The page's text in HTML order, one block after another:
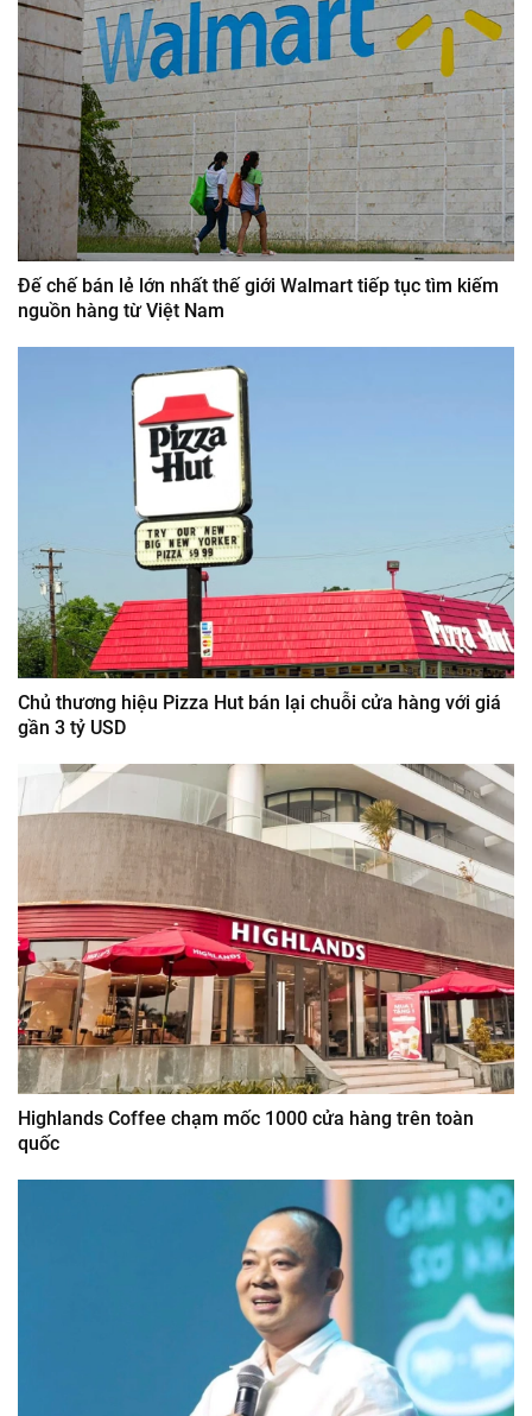
Đế chế bán lẻ lớn nhất thế giới Walmart tiếp tục tìm kiếm
nguồn hàng từ Việt Nam
Chủ thương hiệu Pizza Hut bán lại chuỗi cửa hàng với giá
gần 3 tỷ USD
Highlands Coffee chạm mốc 1000 cửa hàng trên toàn
quốc